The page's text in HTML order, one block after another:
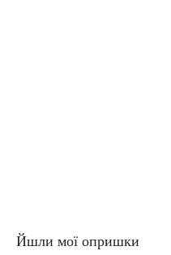
Йшли мої опришки